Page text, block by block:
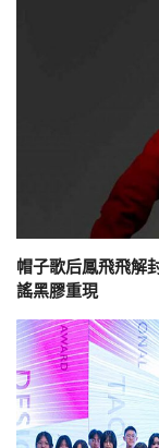
帽子歌后鳳飛飛解
謠黑膠重現